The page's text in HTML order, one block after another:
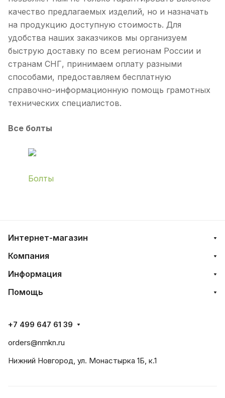
качество предлагаемых изделий, но и назначать
на продукцию доступную стоимость. Для
удобства наших заказчиков мы организуем
быструю доставку по всем регионам России и
странам СНГ, принимаем оплату разными
способами, предоставляем бесплатную
справочно-информационную помощь грамотных
технических специалистов.
Все болты
Болты
Интернет-магазин
Компания
Информация
Помощь
+7 499 647 61 39
orders@nmkn.ru
Нижний Новгород, ул. Монастырка 1Б, к.1